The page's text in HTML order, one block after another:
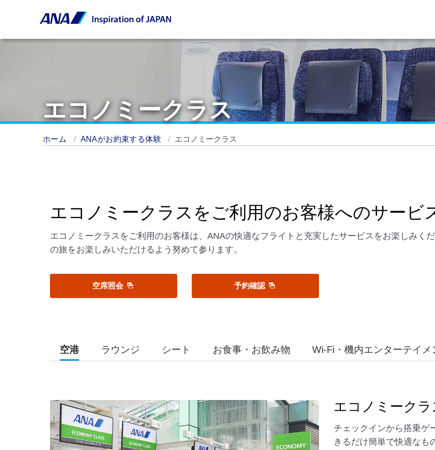
エコノミークラス
ホーム ANAがお約束する体験 エコノミークラス
エコノミークラスをご利用のお客様へのサービ
エコノミークラスをご利用のお客様は、ANAの快適なフライトと充実したサービスをお楽しみく
の旅をお楽しみいただけるよう努めて参ります。
空席照会 予約確認
空港 ラウンジ シート お食事・お飲み物 Wi-Fi・機内エンターテイメ
エコノミーク
チェックインから搭乗ゲ
きるだけ簡単で快適なも